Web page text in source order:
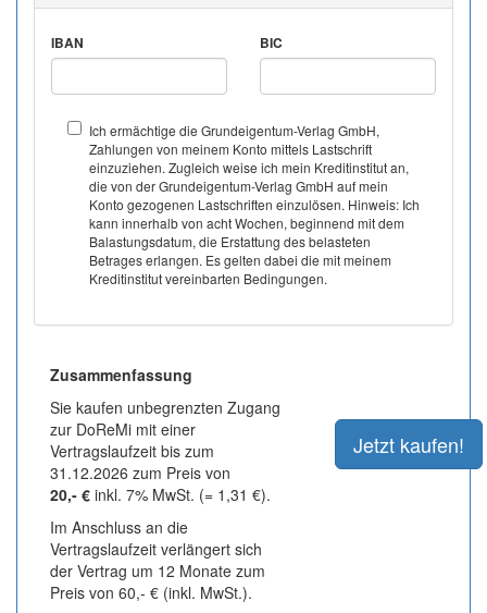
IBAN BIC
Ich ermächtige die Grundeigentum-Verlag GmbH,
Zahlungen von meinem Konto mittels Lastschrift
einzuziehen. Zugleich weise ich mein Kreditinstitut an,
die von der Grundeigentum-Verlag GmbH auf mein
Konto gezogenen Lastschriften einzulösen. Hinweis: Ich
kann innerhalb von acht Wochen, beginnend mit dem
Balastungsdatum, die Erstattung des belasteten
Betrages erlangen. Es gelten dabei die mit meinem
Kreditinstitut vereinbarten Bedingungen.
Zusammenfassung
Sie kaufen unbegrenzten Zugang
zur DoReMi mit einer
Vertragslaufzeit bis zum
31.12.2026 zum Preis von
20,- € inkl. 7% MwSt. (= 1,31 €).
Im Anschluss an die
Vertragslaufzeit verlängert sich
der Vertrag um 12 Monate zum
Preis von 60,- € (inkl. MwSt.).